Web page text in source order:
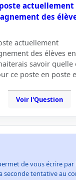
actuellement
des
actuellement
des élèves
savoir quelle
ce poste en poste
Voir l'Question
de vous écrire par
seconde tentative au